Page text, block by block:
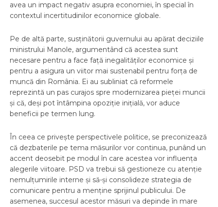
avea un impact negativ asupra economiei, în special în
contextul incertitudinilor economice globale.
Pe de altă parte, susținătorii guvernului au apărat deciziile
ministrului Manole, argumentând că acestea sunt
necesare pentru a face față inegalităților economice și
pentru a asigura un viitor mai sustenabil pentru forța de
muncă din România. Ei au subliniat că reformele
reprezintă un pas curajos spre modernizarea pieței muncii
și că, deși pot întâmpina opoziție inițială, vor aduce
beneficii pe termen lung.
În ceea ce privește perspectivele politice, se preconizează
că dezbaterile pe tema măsurilor vor continua, punând un
accent deosebit pe modul în care acestea vor influența
alegerile viitoare. PSD va trebui să gestioneze cu atenție
nemulțumirile interne și să-și consolideze strategia de
comunicare pentru a menține sprijinul publicului. De
asemenea, succesul acestor măsuri va depinde în mare